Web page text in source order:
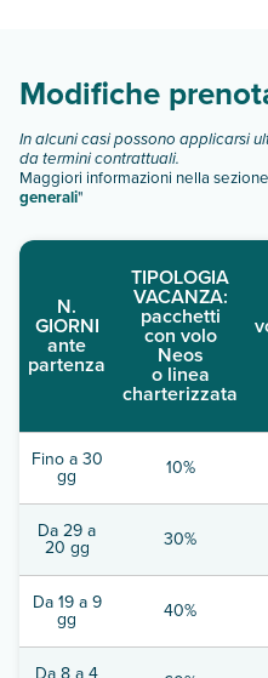
Modifiche
In alcuni casi possono applicarsi
da termini contrattuali.
Maggiori informazioni nella
generali"
N.
GIORNI
ante
partenza
TIPOLOGIA
VACANZA:
pacchetti
con volo
Neos
o linea
charterizzata
Fino a 30
gg 10%
Da 29 a
20 gg 30%
Da 19 a 9
gg 40%